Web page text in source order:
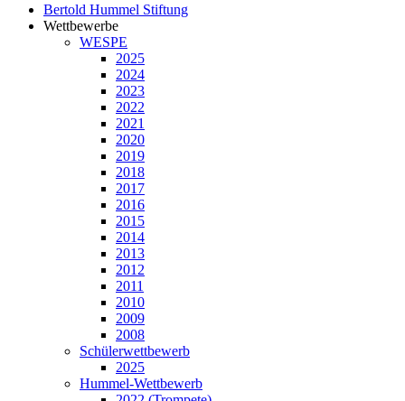
Bertold Hummel Stiftung
Wettbewerbe
WESPE
2025
2024
2023
2022
2021
2020
2019
2018
2017
2016
2015
2014
2013
2012
2011
2010
2009
2008
Schülerwettbewerb
2025
Hummel-Wettbewerb